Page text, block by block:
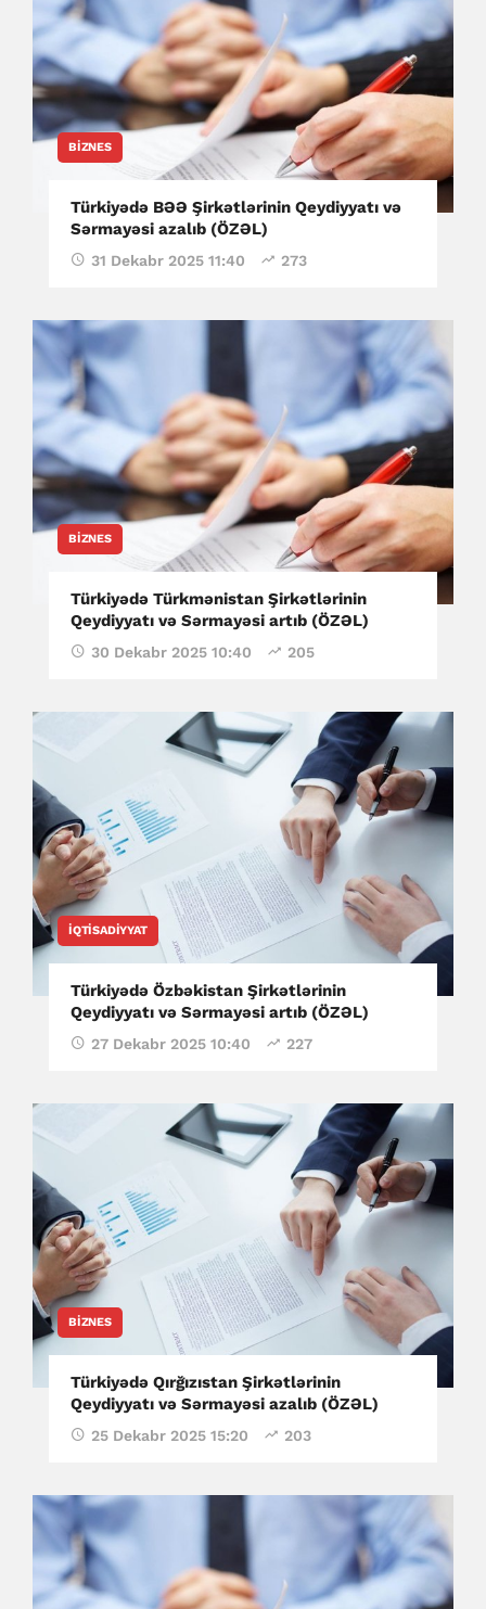
BIZNES
Türkiyədə BƏƏ Şirkətlərinin Qeydiyyatı və
Sərmayəsi azalıb (ÖZƏL)
31 Dekabr 2025 11:40 273
BIZNES
Türkiyədə Türkmənistan Şirkətlərinin
Qeydiyyatı və Sərmayəsi artıb (ÖZƏL)
30 Dekabr 2025 10:40 205
İQTISADIYYAT
Türkiyədə Özbəkistan Şirkətlərinin
Qeydiyyatı və Sərmayəsi artıb (ÖZƏL)
27 Dekabr 2025 10:40 227
BIZNES
Türkiyədə Qırğızıstan Şirkətlərinin
Qeydiyyatı və Sərmayəsi azalıb (ÖZƏL)
25 Dekabr 2025 15:20 203